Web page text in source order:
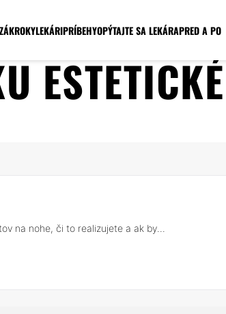
ZÁKROKYLEKÁRIPRÍBEHYOPÝTAJTE SA LEKÁRAPRED A PO
na nohe, či to realizujete a ak by...